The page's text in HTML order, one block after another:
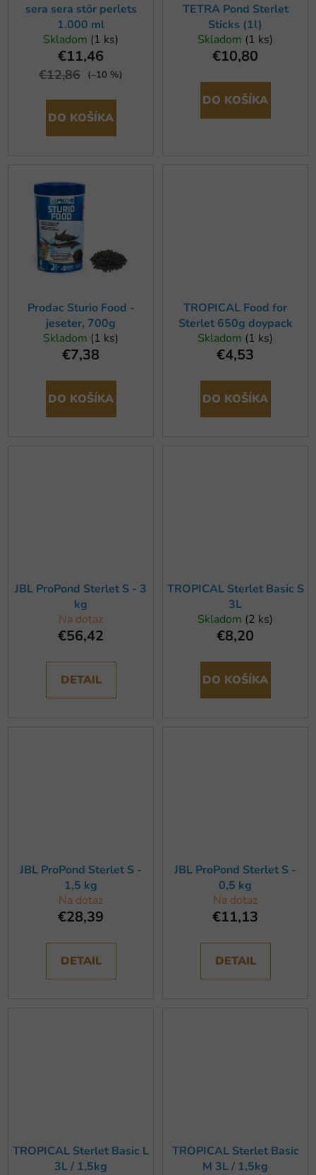
sera sera stör perlets
1.000 ml
Skladom (1 ks)
€11,46
€12,86 (–10 %)
DO KOŠÍKA
TETRA Pond Sterlet
Sticks (1l)
Skladom (1 ks)
€10,80
DO KOŠÍKA
Prodac Sturio Food -
jeseter, 700g
Skladom (1 ks)
€7,38
DO KOŠÍKA
TROPICAL Food for
Sterlet 650g doypack
Skladom (1 ks)
€4,53
DO KOŠÍKA
JBL ProPond Sterlet S - 3
kg
Na dotaz
€56,42
DETAIL
TROPICAL Sterlet Basic S
3L
Skladom (2 ks)
€8,20
DO KOŠÍKA
JBL ProPond Sterlet S -
1,5 kg
Na dotaz
€28,39
DETAIL
JBL ProPond Sterlet S -
0,5 kg
Na dotaz
€11,13
DETAIL
TROPICAL Sterlet Basic L
3L / 1,5kg
TROPICAL Sterlet Basic
M 3L / 1,5kg